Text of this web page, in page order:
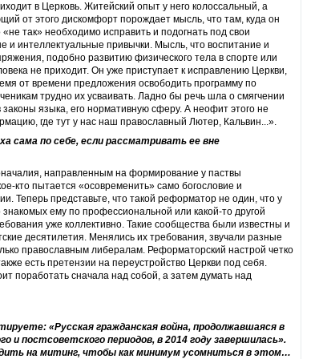
в Церковь. Житейский опыт у него колоссальный, а
от этого дискомфорт порождает мысль, что там, куда он
так» необходимо исправить и подогнать под свои
и интеллектуальные привычки. Мысль, что воспитание и
подобно развитию физического тела в спорте или
не приходит. Он уже приступает к исправлению Церкви,
от времени предложения освободить программу по
трудно их усваивать. Ладно бы речь шла о смягчении
языка, его нормативную сферу. А неофит этого не
где тут у нас наш православный Лютер, Кальвин...».
по себе, если рассматривать ее вне
направленным на формирование у паствы
кто пытается «осовременить» само богословие и
Теперь представьте, что такой реформатор не один, что у
ему по профессиональной или какой-то другой
уже коллективно. Такие сообщества были известны и
десятилетия. Менялись их требования, звучали разные
православным либералам. Реформаторский настрой четко
есть претензии на переустройство Церкви под себя.
поработать сначала над собой, а затем думать над
«Русская гражданская война, ­продолжавшаяся в
и постсоветского периодов, в 2014 году завершилась».
на митинг, чтобы как минимум усомниться в этом…